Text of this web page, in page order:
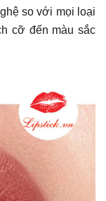
so với mọi loại
cỡ đến màu sắc